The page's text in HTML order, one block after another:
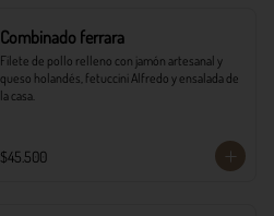
Combinado ferrara
Filete de pollo relleno con jamón artesanal y
queso holandés, fetuccini Alfredo y ensalada de
la casa.
$45.500